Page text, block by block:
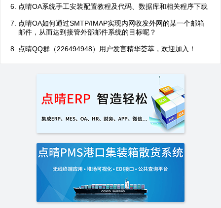
点晴OA系统手工安装配置教程及代码、数据库和相关程序下载
点晴OA如何通过SMTP/IMAP实现内网收发外网的某一个邮箱
邮件，从而达到接管外部邮件系统的目标呢？
点晴QQ群（226494948）用户发言精华荟萃，欢迎加入！